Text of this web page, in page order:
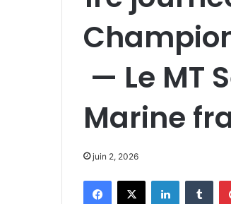
— Le MT
Marine
juin 2, 2026
Facebook
X Linkedin